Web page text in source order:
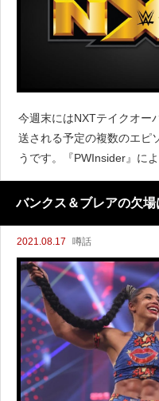
今週末にはNXTテイクオー
送される予定の複数のエピ
うです。『PWInsider』に
ーバーが終わった翌日の8
月24日(火)に放送されるこ
バンクス＆ブレアの欠
2021.08.17 噂話